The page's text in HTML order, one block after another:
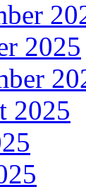
2025
2025